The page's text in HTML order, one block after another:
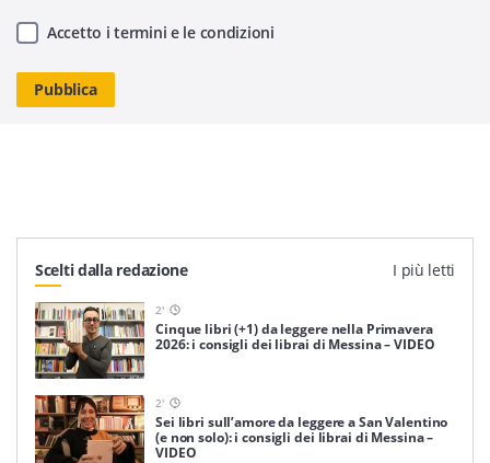
Accetto i termini e le condizioni
Scelti dalla redazione I più letti
2'
Cinque libri (+1) da leggere nella Primavera
2026: i consigli dei librai di Messina – VIDEO
2'
Sei libri sull’amore da leggere a San Valentino
(e non solo): i consigli dei librai di Messina –
VIDEO